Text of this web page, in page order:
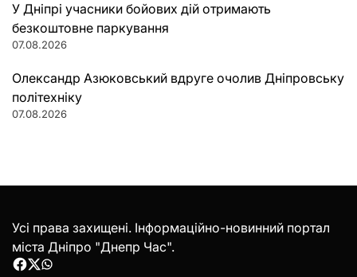
У Дніпрі учасники бойових дій отримають
безкоштовне паркування
07.08.2026
Олександр Азюковський вдруге очолив Дніпровську
політехніку
07.08.2026
Усі права захищені. Інформаційно-новинний портал
міста Дніпро "Днепр Час".
Facebook
Twitter
WhatsApp